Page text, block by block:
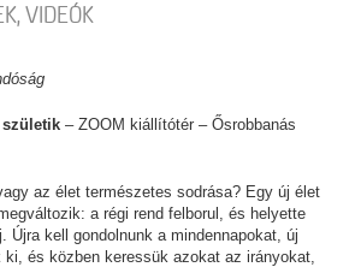
VIDEÓK
születik – ZOOM kiállítótér – Ősrobbanás
az élet természetes sodrása? Egy új élet
a régi rend felborul, és helyette
Újra kell gondolnunk a mindennapokat, új
és közben keressük azokat az irányokat,